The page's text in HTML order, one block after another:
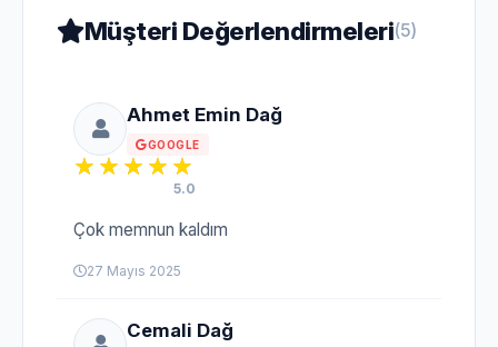
Müşteri Değerlendirmeleri(5)
Ahmet Emin Dağ
GOOGLE
5.0
Çok memnun kaldım
27 Mayıs 2025
Cemali Dağ